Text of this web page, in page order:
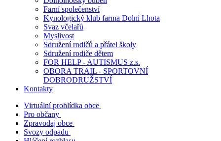
Farní společenství
Kynologický klub farma Dolní Lhota
Svaz včelařů
Myslivost
Sdružení rodičů a přátel školy
Sdružení rodiče dětem
FOR HELP - AUTISMUS z.s.
OBORA TRAIL - SPORTOVNÍ
DOBRODRUŽSTVÍ
Kontakty
Virtuální prohlídka obce
Pro občany
Zpravodaj obce
Svozy odpadu